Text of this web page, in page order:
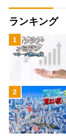
ランキング
1
2